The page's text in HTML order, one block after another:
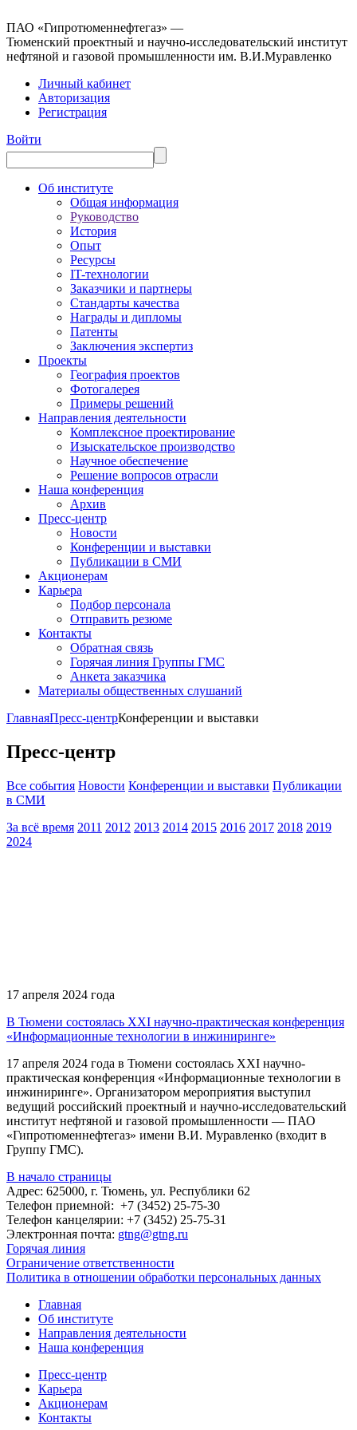
ПАО «Гипротюменнефтегаз» —
Тюменский проектный и научно-исследовательский институт
нефтяной и газовой промышленности им. В.И.Муравленко
Личный кабинет
Авторизация
Регистрация
Войти
Об институте
Общая информация
Руководство
История
Опыт
Ресурсы
IT-технологии
Заказчики и партнеры
Стандарты качества
Награды и дипломы
Патенты
Заключения экспертиз
Проекты
География проектов
Фотогалерея
Примеры решений
Направления деятельности
Комплексное проектирование
Изыскательское производство
Научное обеспечение
Решение вопросов отрасли
Наша конференция
Архив
Пресс-центр
Новости
Конференции и выставки
Публикации в СМИ
Акционерам
Карьера
Подбор персонала
Отправить резюме
Контакты
Обратная связь
Горячая линия Группы ГМС
Анкета заказчика
Материалы общественных слушаний
ГлавнаяПресс-центрКонференции и выставки
Пресс-центр
Все события Новости Конференции и выставки Публикации
в СМИ
За всё время 2011 2012 2013 2014 2015 2016 2017 2018 2019
2024
17 апреля 2024 года
В Тюмени состоялась XXI научно-практическая конференция
«Информационные технологии в инжиниринге»
17 апреля 2024 года в Тюмени состоялась XXI научно-
практическая конференция «Информационные технологии в
инжиниринге». Организатором мероприятия выступил
ведущий российский проектный и научно-исследовательский
институт нефтяной и газовой промышленности ― ПАО
«Гипротюменнефтегаз» имени В.И. Муравленко (входит в
Группу ГМС).
В начало страницы
Адрес: 625000, г. Тюмень, ул. Республики 62
Телефон приемной: +7 (3452) 25-75-30
Телефон канцелярии: +7 (3452) 25-75-31
Электронная почта: gtng@gtng.ru
Горячая линия
Ограничение ответственности
Политика в отношении обработки персональных данных
Главная
Об институте
Направления деятельности
Наша конференция
Пресс-центр
Карьера
Акционерам
Контакты